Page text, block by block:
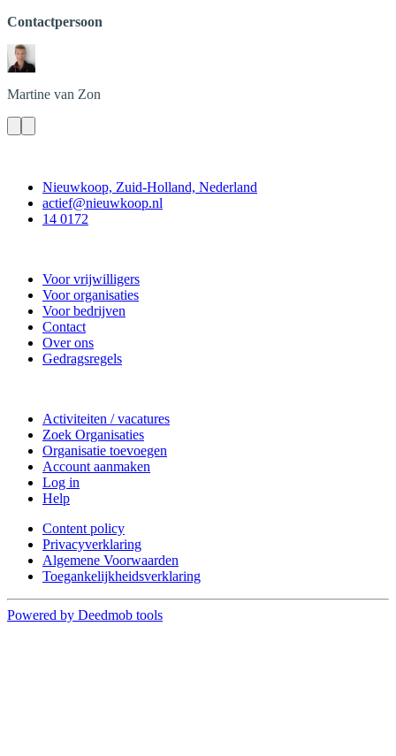
Contactpersoon
Martine van Zon
Nieuwkoop, Zuid-Holland, Nederland
actief@nieuwkoop.nl
14 0172
Voor vrijwilligers
Voor organisaties
Voor bedrijven
Contact
Over ons
Gedragsregels
Activiteiten / vacatures
Zoek Organisaties
Organisatie toevoegen
Account aanmaken
Log in
Help
Content policy
Privacyverklaring
Algemene Voorwaarden
Toegankelijkheidsverklaring
Powered by Deedmob tools